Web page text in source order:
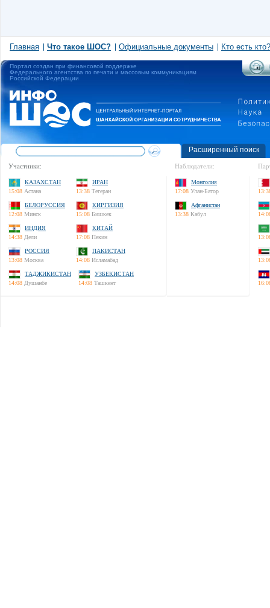
Главная Что такое ШОС? Официальные документы Кто есть кто?
Портал создан при финансовой поддержке
Федерального агентства по печати и массовым коммуникациям
Российской Федерации
Расширенный поиск
Участники:
КАЗАХСТАН
15:08 Астана
ИРАН
13:38 Тегеран
БЕЛОРУССИЯ
12:08 Минск
КИРГИЗИЯ
15:08 Бишкек
ИНДИЯ
14:38 Дели
КИТАЙ
17:08 Пекин
РОССИЯ
13:08 Москва
ПАКИСТАН
14:08 Исламабад
ТАДЖИКИСТАН
14:08 Душанбе
УЗБЕКИСТАН
14:08 Ташкент
Наблюдатели:
Монголия
17:08 Улан-Батор
Афганистан
13:38 Кабул